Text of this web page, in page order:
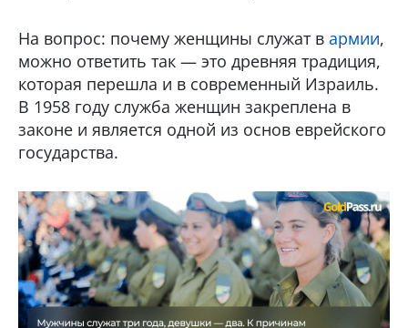
На вопрос: почему женщины служат в армии,
можно ответить так — это древняя традиция,
которая перешла и в современный Израиль.
В 1958 году служба женщин закреплена в
законе и является одной из основ еврейского
государства.